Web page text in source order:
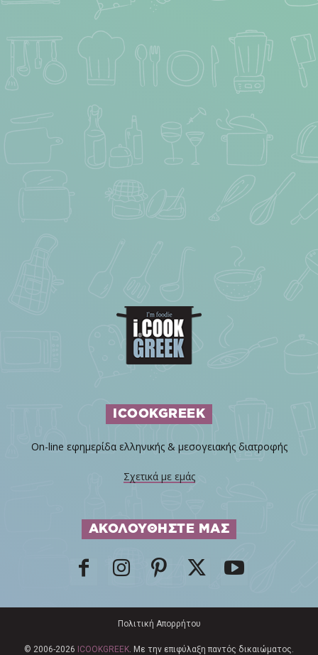
ICOOKGREEK
On-line εφημερίδα ελληνικής & μεσογειακής διατροφής
Σχετικά με εμάς
ΑΚΟΛΟΥΘΗΣΤΕ ΜΑΣ
Πολιτική Απορρήτου
© 2006-2026 ICOOKGREEK. Με την επιφύλαξη παντός δικαιώματος.